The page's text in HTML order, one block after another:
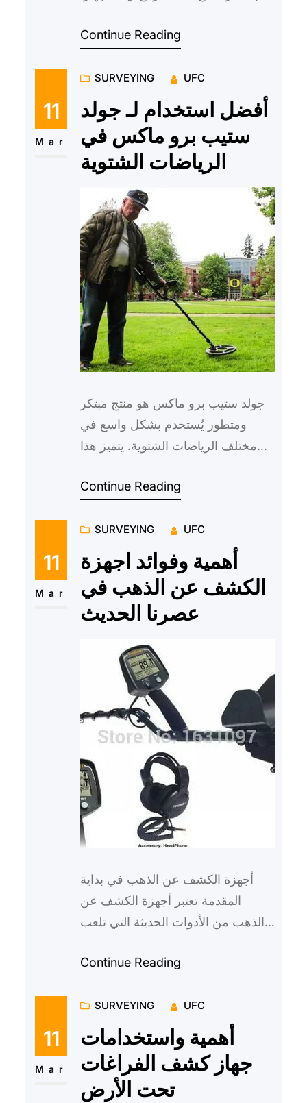
Continue Reading
11
Mar
SURVEYING UFC
أفضل استخدام لـ جولد
ستيب برو ماكس في
الرياضات الشتوية
جولد ستيب برو ماكس هو منتج مبتكر
ومتطور يُستخدم بشكل واسع في
مختلف الرياضات الشتوية. يتميز هذا
Continue Reading
11
Mar
SURVEYING UFC
أهمية وفوائد اجهزة
الكشف عن الذهب في
عصرنا الحديث
أجهزة الكشف عن الذهب في بداية
المقدمة تعتبر أجهزة الكشف عن
الذهب من الأدوات الحديثة التي تلعب
Continue Reading
11
Mar
SURVEYING UFC
أهمية واستخدامات
جهاز كشف الفراغات
تحت الأرض